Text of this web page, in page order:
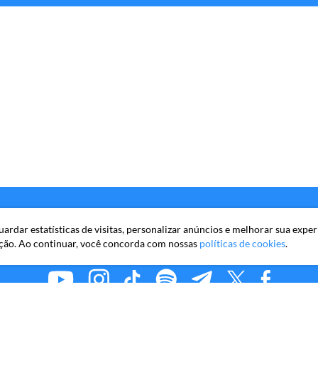
estatísticas de visitas, personalizar anúncios e melhorar sua
Ao continuar, você concorda com nossas políticas de cookies.